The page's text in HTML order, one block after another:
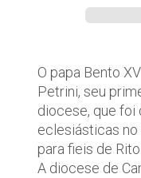
O papa Bento
Petrini, seu
diocese, que foi
eclesiásticas no
para fieis de
A diocese de